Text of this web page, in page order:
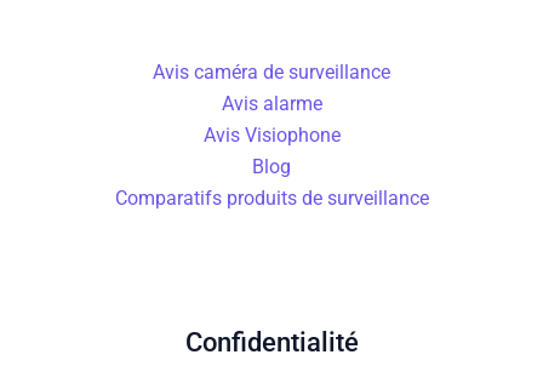
Avis caméra de surveillance
Avis alarme
Avis Visiophone
Blog
Comparatifs produits de surveillance
Confidentialité